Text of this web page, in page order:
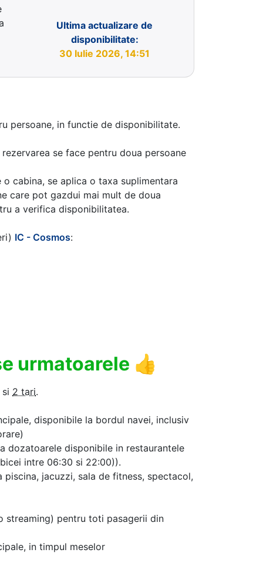
Ultima actualizare de
disponibilitate:
30 Iulie 2026, 14:51
persoane, in functie de disponibilitate.
se face pentru doua persoane
cabina, se aplica o taxa suplimentara
care pot gazdui mai mult de doua
a verifica disponibilitatea.
IC - Cosmos:
urmatoarele 👍
si 2 tari.
disponibile la bordul navei, inclusiv
dozatoarele disponibile in restaurantele
intre 06:30 si 22:00)).
jacuzzi, sala de fitness, spectacol,
pentru toti pasagerii din
in timpul meselor